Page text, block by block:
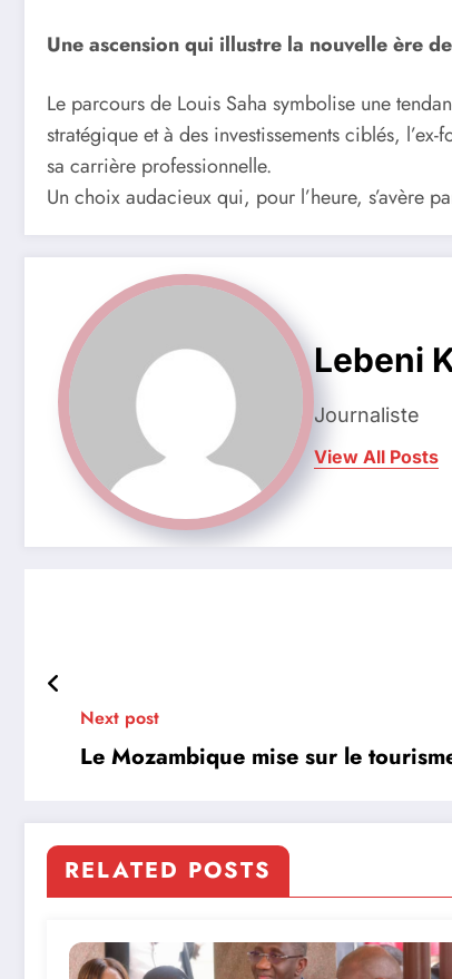
Une ascension qui illustre la nouvelle ère
Le parcours de Louis Saha symbolise une
stratégique et à des investissements ciblés,
sa carrière professionnelle.
Un choix audacieux qui, pour l’heure, s’avère
Lebeni
Journaliste
View All Posts
Next post
Le Mozambique mise sur le
RELATED POSTS